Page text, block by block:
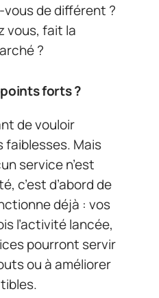
vous de différent ?
vous, fait la
?
forts ?
de vouloir
Mais
service n’est
c’est d’abord de
déjà : vos
l’activité lancée,
pourront servir
ou à améliorer